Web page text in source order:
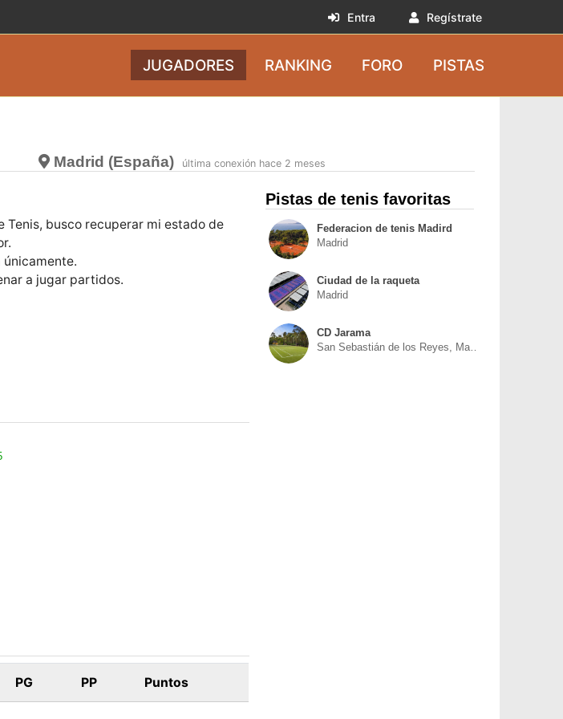
Entra Regístrate
JUGADORES RANKING FORO PISTAS
Madrid (España) última conexión hace 2 meses
Tenis, busco recuperar mi estado de
a jugar partidos.
PG PP Puntos
Pistas de tenis favoritas
Federacion de tenis Madird
Madrid
Ciudad de la raqueta
Madrid
CD Jarama
San Sebastián de los Reyes, Madrid